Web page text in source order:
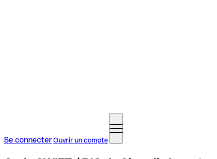
Se connecterOuvrir un compte